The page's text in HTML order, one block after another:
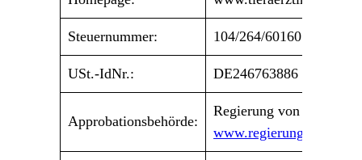
Steuernummer: 104/264/60160
USt.-IdNr.: DE246763886
Approbationsbehörde:
Regierung von